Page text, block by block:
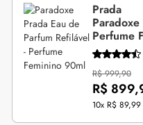
Prada
Perfume
R$ 999,90
R$
10x R$ 89,99